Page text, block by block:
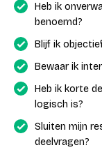
Heb ik
benoemd?
Blijf ik
Bewaar ik
Heb ik korte
logisch is?
Sluiten mijn
deelvragen?